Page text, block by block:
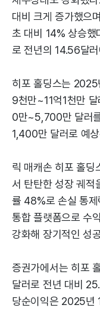
대비 크게 증가했으
초 대비 14% 상승했
로 전년의 14.56달
히포 홀딩스는 2025
9천만~11억1천만
0만~5,700만 달러
1,400만 달러로 예
릭 매캐손 히포 홀딩
서 탄탄한 성장 궤
률 48%로 손실 통제
통합 플랫폼으로 수
강화해 장기적인 성
증권가에서는 히포
달러로 전년 대비
당순이익은 2025년